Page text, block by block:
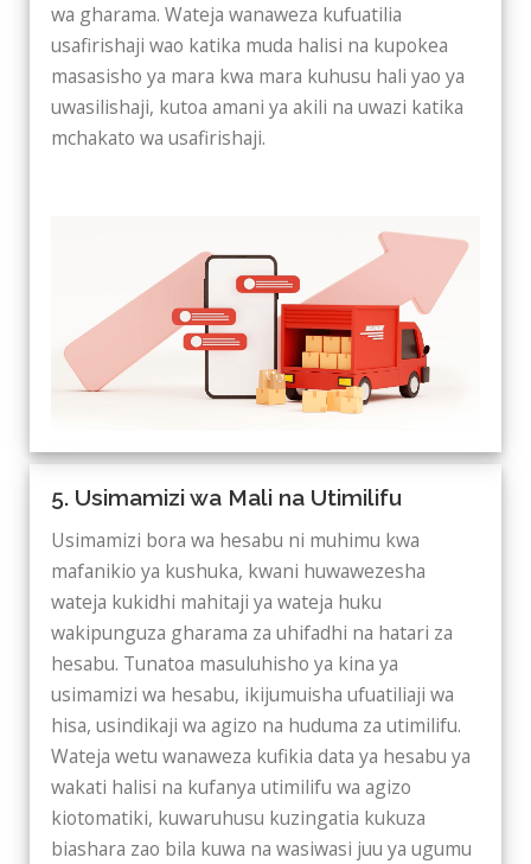
wa gharama. Wateja wanaweza kufuatilia
usafirishaji wao katika muda halisi na kupokea
masasisho ya mara kwa mara kuhusu hali yao ya
uwasilishaji, kutoa amani ya akili na uwazi katika
mchakato wa usafirishaji.
5. Usimamizi wa Mali na Utimilifu
Usimamizi bora wa hesabu ni muhimu kwa
mafanikio ya kushuka, kwani huwawezesha
wateja kukidhi mahitaji ya wateja huku
wakipunguza gharama za uhifadhi na hatari za
hesabu. Tunatoa masuluhisho ya kina ya
usimamizi wa hesabu, ikijumuisha ufuatiliaji wa
hisa, usindikaji wa agizo na huduma za utimilifu.
Wateja wetu wanaweza kufikia data ya hesabu ya
wakati halisi na kufanya utimilifu wa agizo
kiotomatiki, kuwaruhusu kuzingatia kukuza
biashara zao bila kuwa na wasiwasi juu ya ugumu